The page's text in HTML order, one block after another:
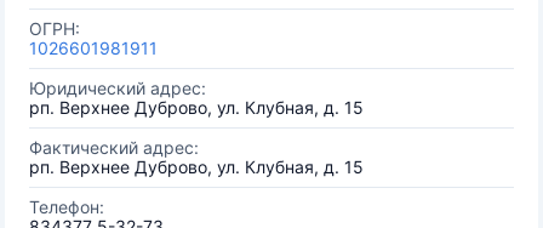
ОГРН:
1026601981911
Юридический адрес:
рп. Верхнее Дуброво, ул. Клубная, д. 15
Фактический адрес:
рп. Верхнее Дуброво, ул. Клубная, д. 15
Телефон: